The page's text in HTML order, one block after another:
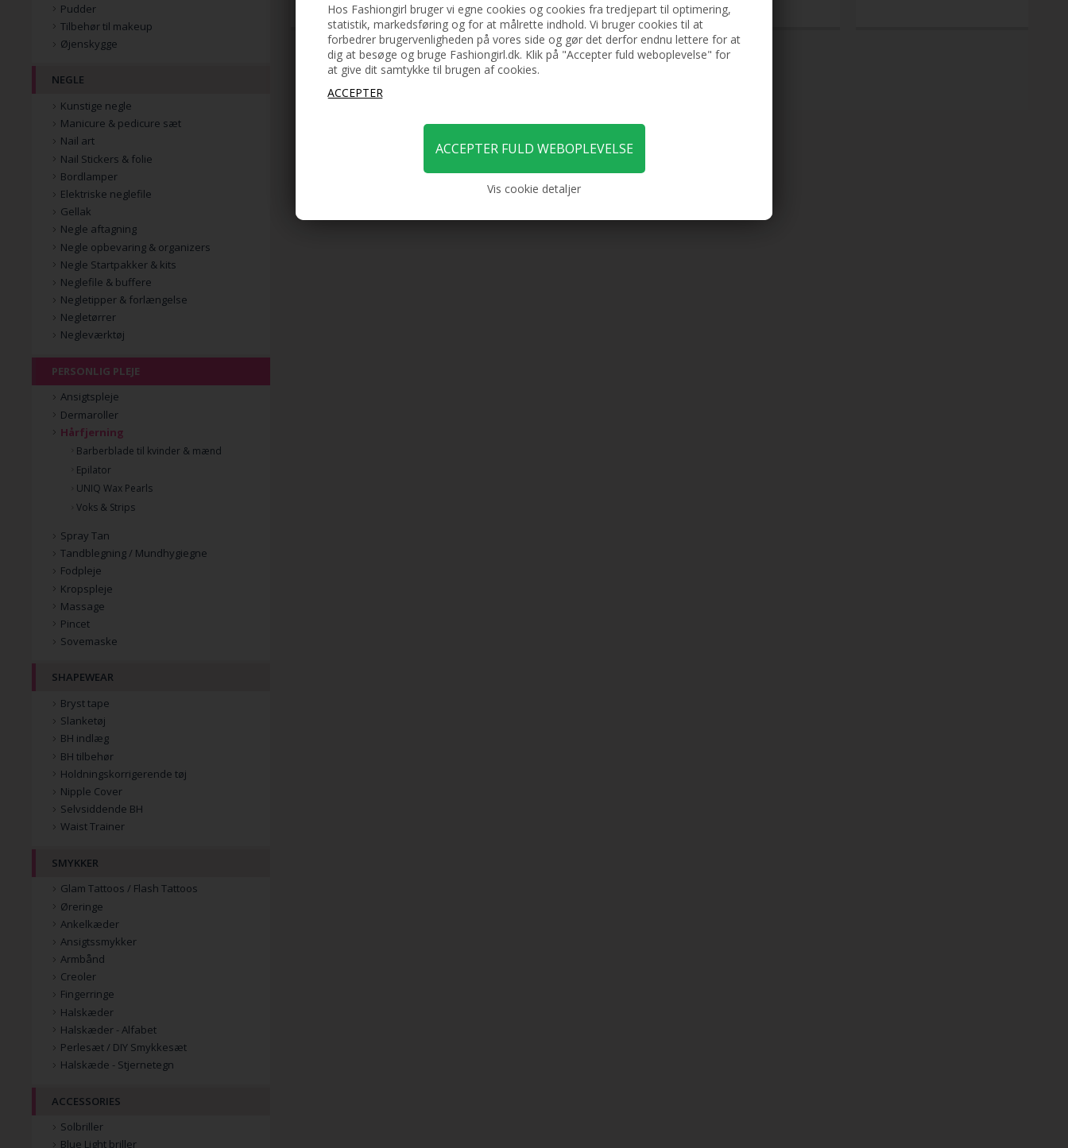
Hos Fashiongirl bruger vi egne cookies og cookies fra tredjepart til optimering,
statistik, markedsføring og for at målrette indhold. Vi bruger cookies til at
forbedrer brugervenligheden på vores side og gør det derfor endnu lettere for at
dig at besøge og bruge Fashiongirl.dk. Klik på "Accepter fuld weboplevelse" for
at give dit samtykke til brugen af cookies.
Vis cookie detaljer
Pudder
Tilbehør til makeup
Øjenskygge
NEGLE
Kunstige negle
Manicure & pedicure sæt
Nail art
Nail Stickers & folie
Bordlamper
Elektriske neglefile
Gellak
Negle aftagning
Negle opbevaring & organizers
Negle Startpakker & kits
Neglefile & buffere
Negletipper & forlængelse
Negletørrer
Negleværktøj
PERSONLIG PLEJE
Ansigtspleje
Dermaroller
Hårfjerning
Barberblade til kvinder & mænd
Epilator
UNIQ Wax Pearls
Voks & Strips
Spray Tan
Tandblegning / Mundhygiegne
Fodpleje
Kropspleje
Massage
Pincet
Sovemaske
SHAPEWEAR
Bryst tape
Slanketøj
BH indlæg
BH tilbehør
Holdningskorrigerende tøj
Nipple Cover
Selvsiddende BH
Waist Trainer
SMYKKER
Glam Tattoos / Flash Tattoos
Øreringe
Ankelkæder
Ansigtssmykker
Armbånd
Creoler
Fingerringe
Halskæder
Halskæder - Alfabet
Perlesæt / DIY Smykkesæt
Halskæde - Stjernetegn
ACCESSORIES
Solbriller
Blue Light briller